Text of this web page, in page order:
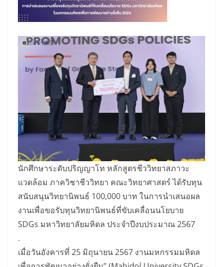
นักศึกษาระดับปริญญาโท หลักสูตรชีววิทยาสภาวะ
แวดล้อม ภาควิชาชีววิทยา คณะวิทยาศาสตร์ ได้รับทุน
สนับสนุนวิทยานิพนธ์ 100,000 บาท ในการนำเสนอผล
งานเพื่อขอรับทุนวิทยานิพนธ์ที่ขับเคลื่อนนโยบาย
SDGs มหาวิทยาลัยมหิดล ประจำปีงบประมาณ 2567
.
เมื่อวันอังคารที่ 25 มิถุนายน 2567 งานมหกรรมมหิดล